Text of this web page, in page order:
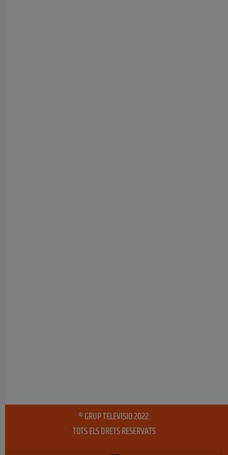
® GRUP TELEVISIO 2022.
TOTS ELS DRETS RESERVATS